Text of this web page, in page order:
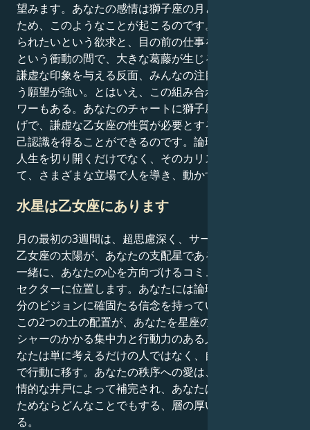
望みます。あなたの感情は獅子座の月とつながっている
ため、このようなことが起こるのです。その結果、認め
られたいという欲求と、目の前の仕事をただこなしたい
という衝動の間で、大きな葛藤が生じる可能性がある。
謙虚な印象を与える反面、みんなの注目を浴びたいとい
う願望が強い。とはいえ、この組み合わせには大きなパ
ワーもある。あなたのチャートに獅子座の月があるおか
げで、謙虚な乙女座の性質が必要とする自己肯定感と自
己認識を得ることができるのです。論理的思考で自分の
人生を切り開くだけでなく、そのカリスマ性を活かし
て、さまざまな立場で人を導き、動かすこともできる。
水星は乙女座にあります
月の最初の3週間は、超思慮深く、サービス精神旺盛な
乙女座の太陽が、あなたの支配星である分析的な水星と
一緒に、あなたの心を方向づけるコミュニケーション・
セクターに位置します。あなたには論理の海があり、自
分のビジョンに確固たる信念を持っている。
この2つの土の配置が、あなたを星座の中で最もプレッ
シャーのかかる集中力と行動力のある人にしている。あ
なたは単に考えるだけの人ではなく、自分の考えを鉄拳
で行動に移す。あなたの秩序への愛は、計り知れない感
情的な井戸によって補完され、あなたは大切な人を守る
ためならどんなことでもする、層の厚い堅実な人であ
る。